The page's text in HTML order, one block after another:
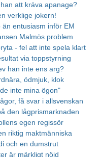
att kräva apanage?
verklige jokern!
än entusiasm inför EM
Malmös problem
- fel att inte spela klart
via toppstyrning
han inte ens arg?
ödmjuk, klok
inte mina ögon"
få svar i allsvenskan
den lågprismarknaden
egen regissör
riktig maktmänniska
och en dumstrut
är märkligt nöjd